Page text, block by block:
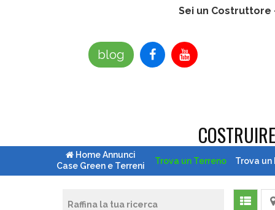
Sei un
blog
COSTRUIRE
Home Annunci
Case Green e Terreni
Trova un Terreno Trova un
Raffina la tua ricerca